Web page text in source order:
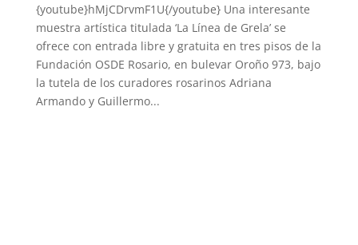
{youtube}hMjCDrvmF1U{/youtube} Una interesante
muestra artística titulada ‘La Línea de Grela’ se
ofrece con entrada libre y gratuita en tres pisos de la
Fundación OSDE Rosario, en bulevar Oroño 973, bajo
la tutela de los curadores rosarinos Adriana
Armando y Guillermo...